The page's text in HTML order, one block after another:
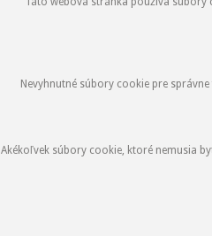
Nevyhnutné súbory cookie pre
Akékoľvek súbory cookie, ktoré nemusia